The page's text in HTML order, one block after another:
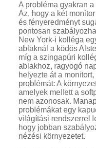
A probléma gyakran a
Az, hogy a két
és fényeredményt
pontosan
New York-i kolléga
ablaknál a ködös
míg a szingapúri
ablakhoz, ragyogó
helyezte át a
problémát: A
amelyek mellett a
nem azonosak.
problémákat egy
világítási rendszerrel
hogy jobban
nézési környezetet.